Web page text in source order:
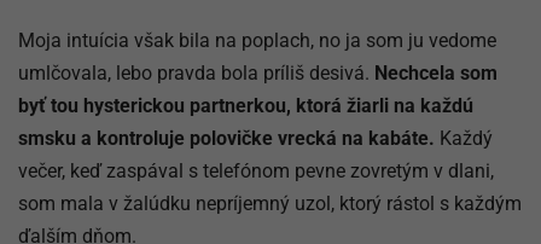
Moja intuícia však bila na poplach, no ja som ju vedome
umlčovala, lebo pravda bola príliš desivá. Nechcela som
byť tou hysterickou partnerkou, ktorá žiarli na každú
smsku a kontroluje polovičke vrecká na kabáte. Každý
večer, keď zaspával s telefónom pevne zovretým v dlani,
som mala v žalúdku nepríjemný uzol, ktorý rástol s každým
ďalším dňom.